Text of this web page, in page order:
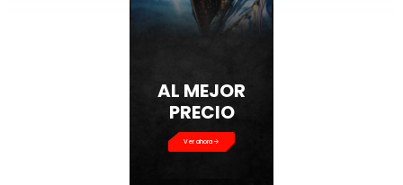
AL MEJOR
PRECIO
Ver ahora